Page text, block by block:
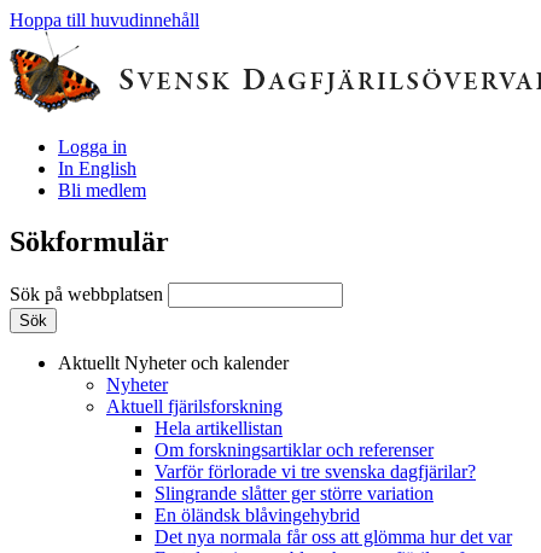
Hoppa till huvudinnehåll
Logga in
In English
Bli medlem
Sökformulär
Sök på webbplatsen
Aktuellt Nyheter och kalender
Nyheter
Aktuell fjärilsforskning
Hela artikellistan
Om forskningsartiklar och referenser
Varför förlorade vi tre svenska dagfjärilar?
Slingrande slåtter ger större variation
En öländsk blåvingehybrid
Det nya normala får oss att glömma hur det var